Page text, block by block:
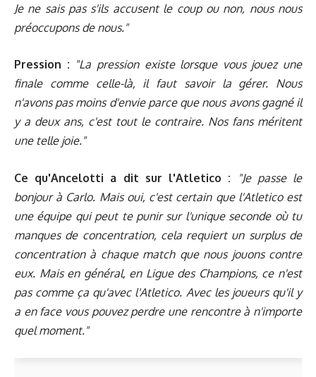
Je ne sais pas s'ils accusent le coup ou non, nous nous
préoccupons de nous."
Pression : "La pression existe lorsque vous jouez une
finale comme celle-là, il faut savoir la gérer. Nous
n'avons pas moins d'envie parce que nous avons gagné il
y a deux ans, c'est tout le contraire. Nos fans méritent
une telle joie."
Ce qu'Ancelotti a dit sur l'Atletico :
"Je passe le
bonjour à Carlo. Mais oui, c'est certain que l'Atletico est
une équipe qui peut te punir sur l'unique seconde où tu
manques de concentration, cela requiert un surplus de
concentration à chaque match que nous jouons contre
eux. Mais en général, en Ligue des Champions, ce n'est
pas comme ça qu'avec l'Atletico. Avec les joueurs qu'il y
a en face vous pouvez perdre une rencontre à n'importe
quel moment."